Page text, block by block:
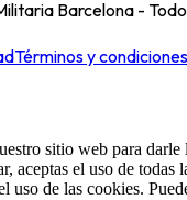
Barcelona -
Términos y
sitio web para darle
aceptas el uso de todas
uso de las cookies.